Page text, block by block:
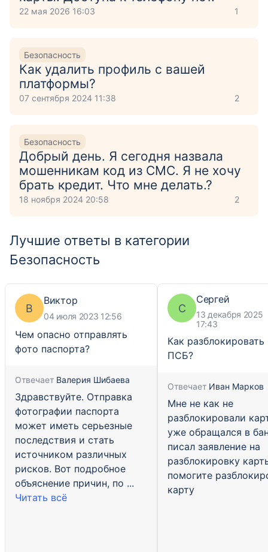
22 мая 2026 16:03 1
Безопасность
Как удалить профиль с вашей
платформы?
07 сентября 2024 11:38 2
Безопасность
Добрый день. Я сегодня назвала
мошенникам код из СМС. Я не хочу
брать кредит. Что мне делать.?
18 ноября 2024 20:58 2
Лучшие ответы в категории
Безопасность
В
Виктор
04 июля 2023 12:56
Чем опасно отправлять
фото паспорта?
Отвечает Валерия Шибаева
Здравствуйте. Отправка
фотографии паспорта
может иметь серьезные
последствия и стать
источником различных
рисков. Вот подробное
объяснение причин, по ...
Читать всё
С
Сергей
13 декабря 2025
17:43
Как разблокировать
ПСБ?
Отвечает Иван Марков
Мне не как не
разблокировали
уже обращался в
писал заявление на
разблокировку
помогите
карту